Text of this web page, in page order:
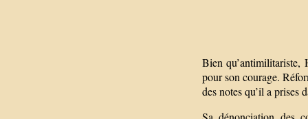
Bien qu’antimilitariste,
pour son courage.
des notes qu’il a prises